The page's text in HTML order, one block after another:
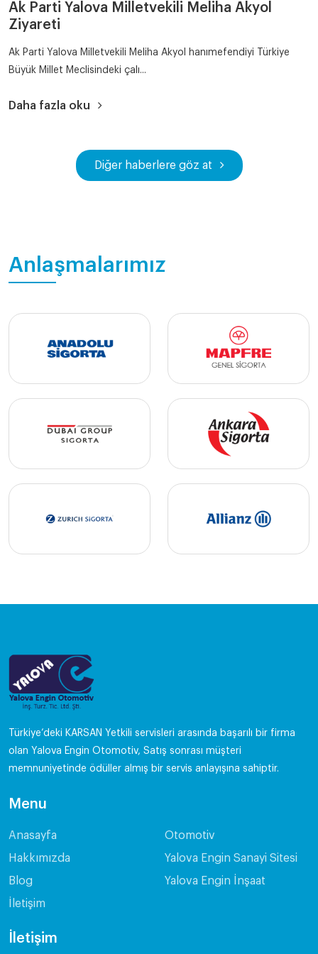
Ak Parti Yalova Milletvekili Meliha Akyol
Ziyareti
Ak Parti Yalova Milletvekili Meliha Akyol hanımefendiyi Türkiye
Büyük Millet Meclisindeki çalı...
Daha fazla oku
Diğer haberlere göz at
Anlaşmalarımız
Türkiye’deki KARSAN Yetkili servisleri arasında başarılı bir firma
olan Yalova Engin Otomotiv, Satış sonrası müşteri
memnuniyetinde ödüller almış bir servis anlayışına sahiptir.
Menu
Anasayfa
Hakkımızda
Blog
İletişim
Otomotiv
Yalova Engin Sanayi Sitesi
Yalova Engin İnşaat
İletişim